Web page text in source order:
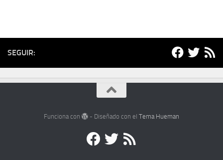
SEGUIR:
Funciona con - Diseñado con elTema Hueman